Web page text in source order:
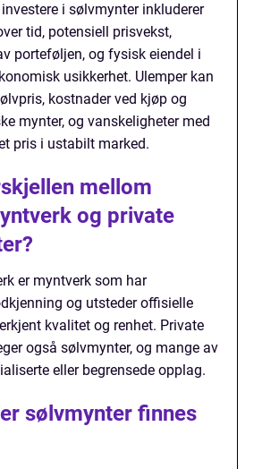
i sølvmynter inkluderer
tid, potensiell prisvekst,
porteføljen, og fysisk eiendel i
usikkerhet. Ulemper kan
kostnader ved kjøp og
mynter, og vanskeligheter med
pris i ustabilt marked.
mellom
og private
er myntverk som har
og utsteder offisielle
kvalitet og renhet. Private
også sølvmynter, og mange av
eller begrensede opplag.
sølvmynter finnes